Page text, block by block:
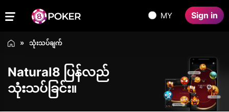
MY Sign in
သုံးသပ်ချက်
Natural8 ပြန်လည်
သုံးသပ်ခြင်း။